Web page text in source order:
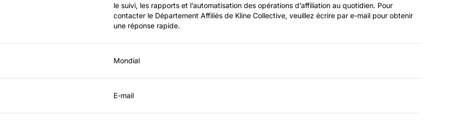
le suivi, les rapports et l’automatisation des opérations d’affiliation au quotidien. Pour
contacter le Département Affiliés de Kline Collective, veuillez écrire par e-mail pour obtenir
une réponse rapide.
Mondial
E-mail